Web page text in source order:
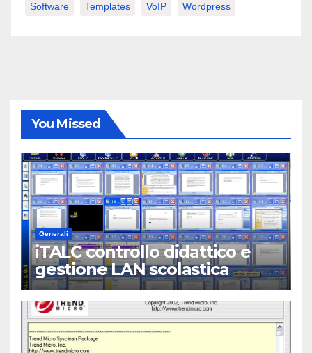
Software Templates VoIP Wordpress
You Missed
Generali
iTALC controllo didattico e
gestione LAN scolastica